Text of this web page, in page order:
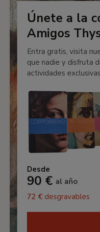
Únete a la
Amigos
Entra gratis, visita
que nadie y disfruta
actividades
Desde
90 € al año
72 € desgravables